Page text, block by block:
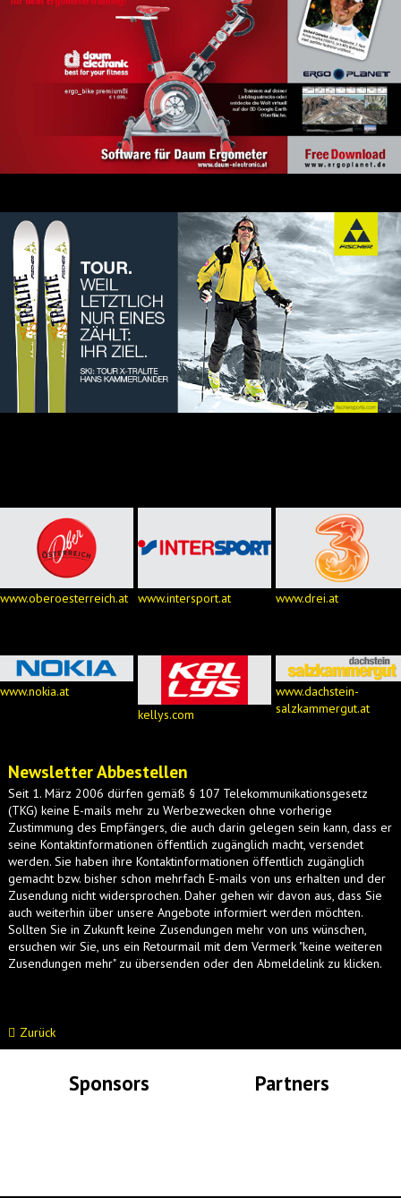
www.oberoesterreich.at www.intersport.at www.drei.at
www.nokia.at
kellys.com
www.dachstein-
salzkammergut.at
Newsletter Abbestellen
Seit 1. März 2006 dürfen gemäß § 107 Telekommunikationsgesetz
(TKG) keine E-mails mehr zu Werbezwecken ohne vorherige
Zustimmung des Empfängers, die auch darin gelegen sein kann, dass er
seine Kontaktinformationen öffentlich zugänglich macht, versendet
werden. Sie haben ihre Kontaktinformationen öffentlich zugänglich
gemacht bzw. bisher schon mehrfach E-mails von uns erhalten und der
Zusendung nicht widersprochen. Daher gehen wir davon aus, dass Sie
auch weiterhin über unsere Angebote informiert werden möchten.
Sollten Sie in Zukunft keine Zusendungen mehr von uns wünschen,
ersuchen wir Sie, uns ein Retourmail mit dem Vermerk "keine weiteren
Zusendungen mehr" zu übersenden oder den Abmeldelink zu klicken.
Zurück
Sponsors Partners